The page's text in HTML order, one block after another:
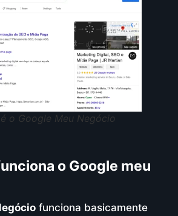
o Google Meu Negócio
o Google meu
funciona basicamente